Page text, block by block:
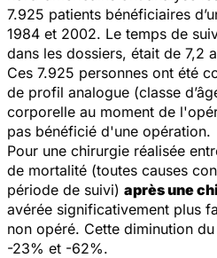
7.925 patients bénéficiaires
1984 et 2002. Le temps de
dans les dossiers, était de 7,2
Ces 7.925 personnes ont été
de profil analogue (classe
corporelle au moment de
pas bénéficié d'une opération.
Pour une chirurgie réalisée
de mortalité (toutes causes
période de suivi) après une
avérée significativement plus
non opéré. Cette diminution
-23% et -62%.